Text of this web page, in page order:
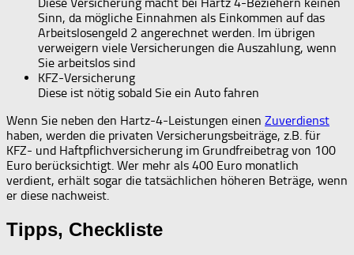
Sinn, da mögliche Einnahmen als Einkommen auf das
Arbeitslosengeld 2 angerechnet werden. Im übrigen
verweigern viele Versicherungen die Auszahlung, wenn
Sie arbeitslos sind
KFZ-Versicherung
Diese ist nötig sobald Sie ein Auto fahren
Wenn Sie neben den Hartz-4-Leistungen einen Zuverdienst
haben, werden die privaten Versicherungsbeiträge, z.B. für
KFZ- und Haftpflichversicherung im Grundfreibetrag von 100
Euro berücksichtigt. Wer mehr als 400 Euro monatlich
verdient, erhält sogar die tatsächlichen höheren Beträge, wenn
er diese nachweist.
Tipps, Checkliste